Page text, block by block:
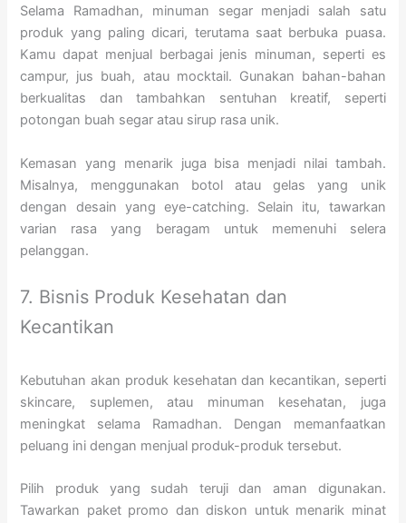
Selama Ramadhan, minuman segar menjadi salah satu
produk yang paling dicari, terutama saat berbuka puasa.
Kamu dapat menjual berbagai jenis minuman, seperti es
campur, jus buah, atau mocktail. Gunakan bahan-bahan
berkualitas dan tambahkan sentuhan kreatif, seperti
potongan buah segar atau sirup rasa unik.
Kemasan yang menarik juga bisa menjadi nilai tambah.
Misalnya, menggunakan botol atau gelas yang unik
dengan desain yang eye-catching. Selain itu, tawarkan
varian rasa yang beragam untuk memenuhi selera
pelanggan.
7. Bisnis Produk Kesehatan dan
Kecantikan
Kebutuhan akan produk kesehatan dan kecantikan, seperti
skincare, suplemen, atau minuman kesehatan, juga
meningkat selama Ramadhan. Dengan memanfaatkan
peluang ini dengan menjual produk-produk tersebut.
Pilih produk yang sudah teruji dan aman digunakan.
Tawarkan paket promo dan diskon untuk menarik minat